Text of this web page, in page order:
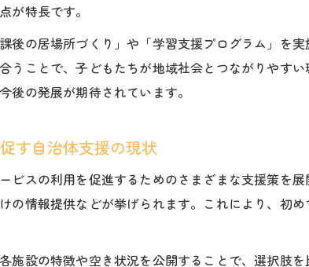
が特長です。
後の居場所づくり」や「学習支援プログラム」を
うことで、子どもたちが地域社会とつながりやす
後の発展が期待されています。
す自治体支援の現状
ビスの利用を促進するためのさまざまな支援策を
の情報提供などが挙げられます。これにより、初
施設の特徴や空き状況を公開することで、選択肢